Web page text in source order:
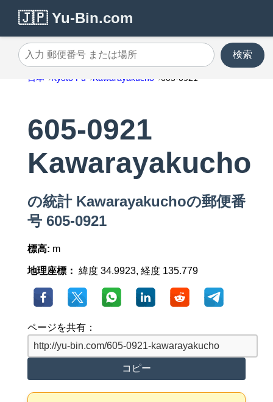
🇯🇵 Yu-Bin.com
入力 郵便番号 または場所
検索
日本 Kyoto Fu Kawarayakucho 605-0921
605-0921
Kawarayakucho
の統計 Kawarayakuchoの郵便番
号 605-0921
標高: m
地理座標： 緯度 34.9923, 経度 135.779
ページを共有：
コピー